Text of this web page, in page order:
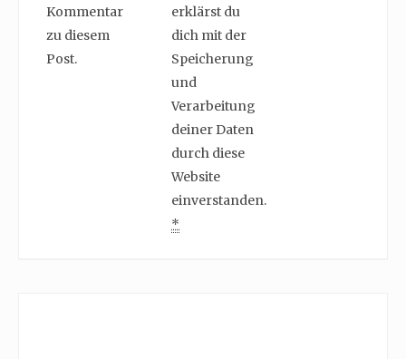
Kommentar
zu diesem
Post.
erklärst du
dich mit der
Speicherung
und
Verarbeitung
deiner Daten
durch diese
Website
einverstanden.
*